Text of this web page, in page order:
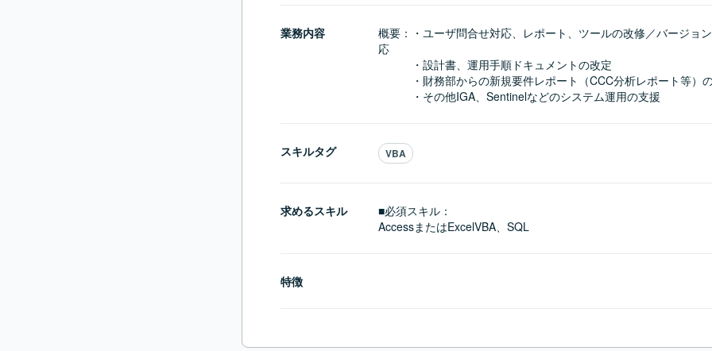
業務内容
概要：・ユーザ問合せ対応、レポート、ツールの改修／バージョ
応
・設計書、運用手順ドキュメントの改定
・財務部からの新規要件レポート（CCC分析レポート等）
・その他IGA、Sentinelなどのシステム運用の支援
スキルタグ VBA
求めるスキル
■必須スキル：
AccessまたはExcelVBA、SQL
特徴